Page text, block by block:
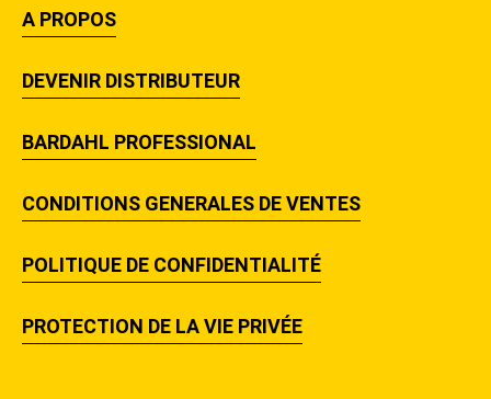
A PROPOS
DEVENIR DISTRIBUTEUR
BARDAHL PROFESSIONAL
CONDITIONS GENERALES DE VENTES
POLITIQUE DE CONFIDENTIALITÉ
PROTECTION DE LA VIE PRIVÉE